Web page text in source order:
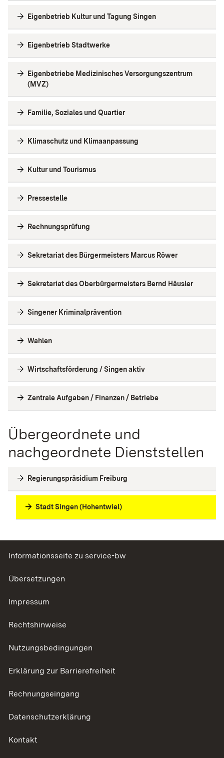
Eigenbetrieb Kultur und Tagung Singen
Eigenbetrieb Stadtwerke
Eigenbetriebe Medizinisches Versorgungszentrum
(MVZ)
Familie, Soziales und Quartier
Klimaschutz und Klimaanpassung
Kultur und Tourismus
Pressestelle
Rechnungsprüfung
Sekretariat des Bürgermeisters Marcus Röwer
Sekretariat des Oberbürgermeisters Bernd Häusler
Singener Kriminalprävention
Wahlen
Wirtschaftsförderung / Singen aktiv
Zentrale Aufgaben / Finanzen / Betriebe
Übergeordnete und
nachgeordnete Dienststellen
Regierungspräsidium Freiburg
Stadt Singen (Hohentwiel)
Informationsseite zu service-bw
Übersetzungen
Impressum
Rechtshinweise
Nutzungsbedingungen
Erklärung zur Barrierefreiheit
Rechnungseingang
Datenschutzerklärung
Kontakt